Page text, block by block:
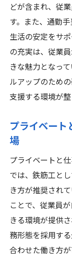
どが含まれ、従
す。また、通勤
生活の安定をサ
の充実は、従業
きな魅力となっ
ルアップのため
支援する環境が整
プライベー
場
プライベートと
では、鉄筋工と
き方が推奨され
ことで、従業員
きる環境が提供
務形態を採用す
合わせた働き方